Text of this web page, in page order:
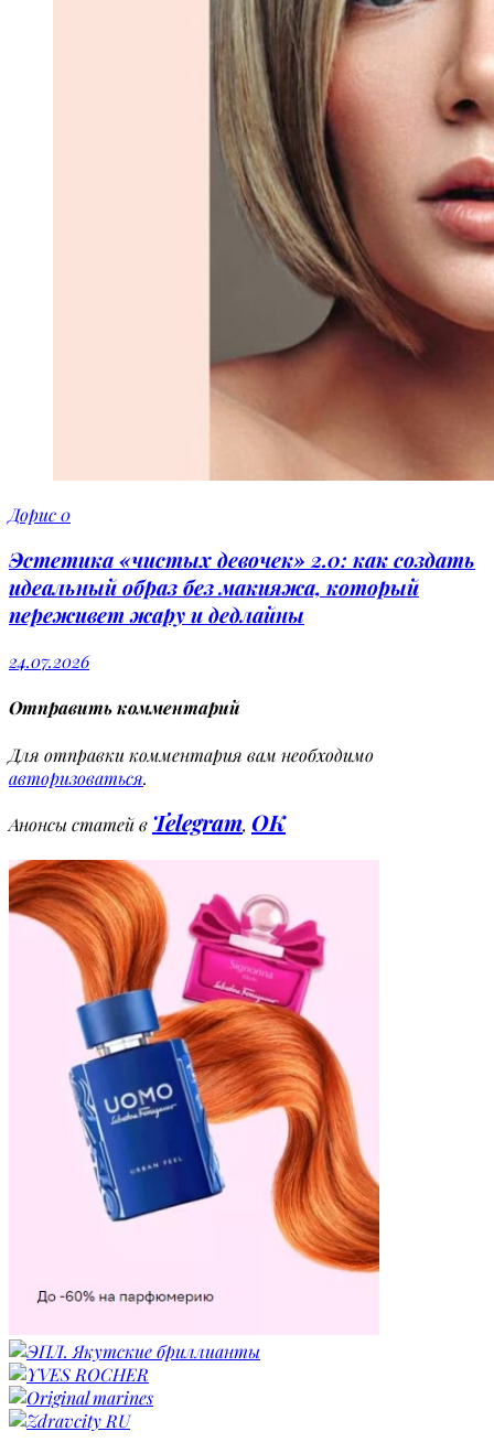
Дорис0
Эстетика «чистых девочек» 2.0: как создать
идеальный образ без макияжа, который
переживет жару и дедлайны
24.07.2026
Отправить комментарий
Для отправки комментария вам необходимо
авторизоваться.
Анонсы статей в Telegram, OK